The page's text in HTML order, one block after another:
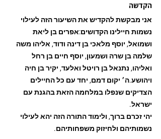
הקדשה
אני מבקשת להקדיש את השיעור הזה לעילוי
נשמות חיילינו הקדושים:אפרים בן ליאת
ושמואל, יוסף מלאכי בן דינה ודוד, אליהו משה
שלמה בן שרה ושמעון, יוסף חיים בן רחל
ואליהו, נתנאל בן רויטל ואלעד, יקיר בן חיה
ויהושע.ה׳ יקום דמם, יחד עם כל החיילים
הצדיקים שנפלו במלחמה הזאת בהגנת עם
ישראל.
יהי זכרם ברוך, ולימוד התורה הזה יהא לעילוי
נשמותיהם ולחיזוק משפחותיהם.